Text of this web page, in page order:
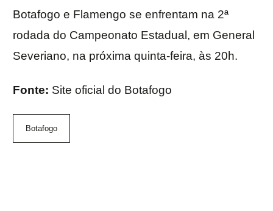
Botafogo e Flamengo se enfrentam na 2ª
rodada do Campeonato Estadual, em General
Severiano, na próxima quinta-feira, às 20h.
Fonte: Site oficial do Botafogo
Botafogo